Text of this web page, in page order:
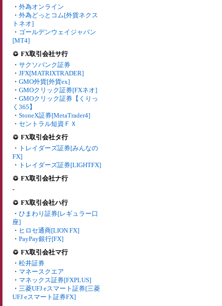
・ 外為オンライン
・ 外為どっとコム[外貨ネクス
トネオ]
・ ゴールデンウェイジャパン
[MT4]
FX取引会社サ行
・ サクソバンク証券
・ JFX[MATRIXTRADER]
・ GMO外貨[外貨ex]
・ GMOクリック証券[FXネオ]
・ GMOクリック証券【くりっ
く365】
・ StoneX証券[MetaTrader4]
・ セントラル短資ＦＸ
FX取引会社タ行
・ トレイダーズ証券[みんなの
FX]
・ トレイダーズ証券[LIGHTFX]
FX取引会社ナ行
-
FX取引会社ハ行
・ ひまわり証券[レギュラー口
座]
・ ヒロセ通商[LION FX]
・ PayPay銀行[FX]
FX取引会社マ行
・ 松井証券
・ マネースクエア
・ マネックス証券[FXPLUS]
・ 三菱UFJ eスマート証券[三菱
UFJ eスマート証券FX]